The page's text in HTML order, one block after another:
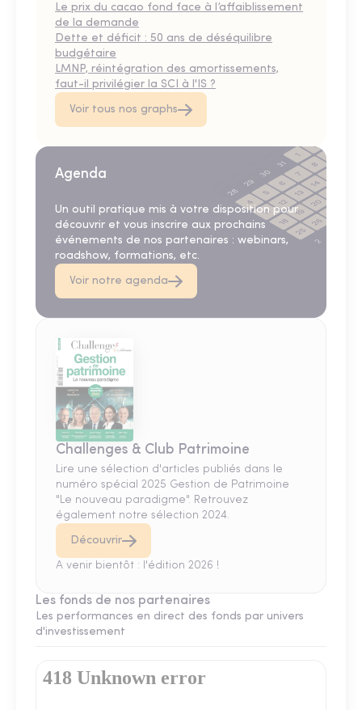
Le prix du cacao fond face à l’affaiblissement
de la demande
Dette et déficit : 50 ans de déséquilibre
budgétaire
LMNP, réintégration des amortissements,
faut-il privilégier la SCI à l'IS ?
Voir tous nos graphs
Agenda
Un outil pratique mis à votre disposition pour
découvrir et vous inscrire aux prochains
événements de nos partenaires : webinars,
roadshow, formations, etc.
Voir notre agenda
Challenges & Club Patrimoine
Lire une sélection d'articles publiés dans le
numéro spécial 2025 Gestion de Patrimoine
"Le nouveau paradigme". Retrouvez
également notre sélection 2024.
Découvrir
A venir bientôt : l'édition 2026 !
Les fonds de nos partenaires
Les performances en direct des fonds par univers
d'investissement